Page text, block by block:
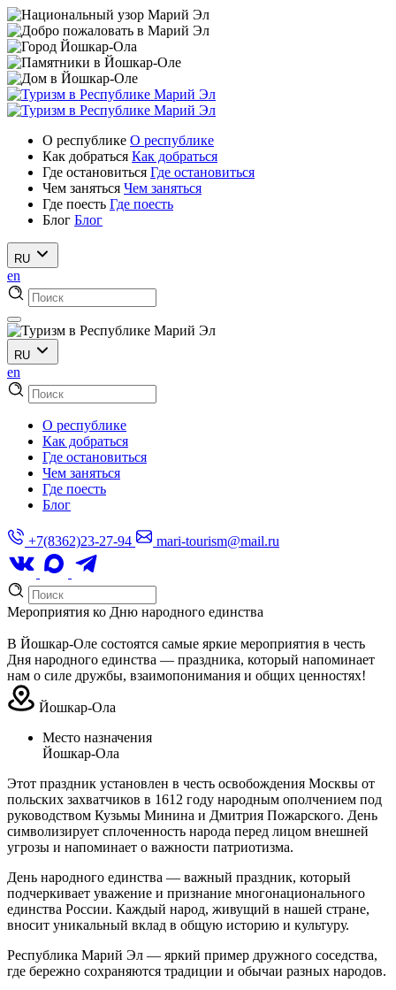
О республике О республике
Как добраться Как добраться
Где остановиться Где остановиться
Чем заняться Чем заняться
Где поесть Где поесть
Блог Блог
RU
en
RU
en
О республике
Как добраться
Где остановиться
Чем заняться
Где поесть
Блог
+7(8362)23-27-94 mari-tourism@mail.ru
Мероприятия ко Дню народного единства
В Йошкар-Оле состоятся самые яркие мероприятия в честь
Дня народного единства — праздника, который напоминает
нам о силе дружбы, взаимопонимания и общих ценностях!
Йошкар-Ола
Место назначения
Йошкар-Ола
Этот праздник установлен в честь освобождения Москвы от
польских захватчиков в 1612 году народным ополчением под
руководством Кузьмы Минина и Дмитрия Пожарского. День
символизирует сплоченность народа перед лицом внешней
угрозы и напоминает о важности патриотизма.
День народного единства — важный праздник, который
подчеркивает уважение и признание многонационального
единства России. Каждый народ, живущий в нашей стране,
вносит уникальный вклад в общую историю и культуру.
Республика Марий Эл — яркий пример дружного соседства,
где бережно сохраняются традиции и обычаи разных народов.